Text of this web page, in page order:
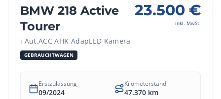
BMW 218 Active
Tourer
i Aut.ACC AHK AdapLED Kamera
GEBRAUCHTWAGEN
23.500 €
inkl. MwSt.
Erstzulassung
09/2024
Kilometerstand
47.370 km